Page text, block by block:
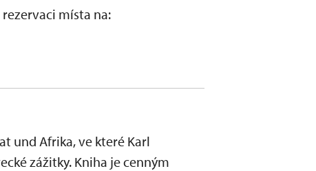
místa na:
und Afrika, ve které Karl
zážitky. Kniha je cenným